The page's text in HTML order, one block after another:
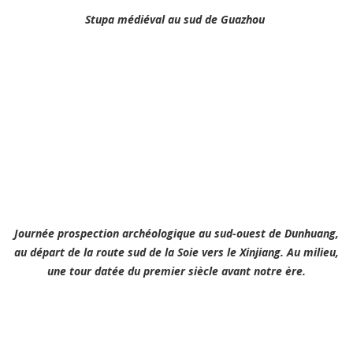
Stupa médiéval au sud de Guazhou
Journée prospection archéologique au sud-ouest de Dunhuang,
au départ de la route sud de la Soie vers le Xinjiang. Au milieu,
une tour datée du premier siècle avant notre ère.